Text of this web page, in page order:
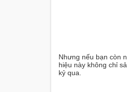
Nhưng nếu bạn còn
hiệu này không chỉ
kỷ qua.